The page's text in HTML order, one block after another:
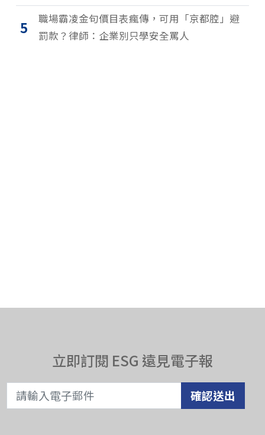
5
職場霸凌金句價目表瘋傳，可用「京都腔」避
罰款？律師：企業別只學安全罵人
立即訂閱 ESG 遠見電子報
確認送出